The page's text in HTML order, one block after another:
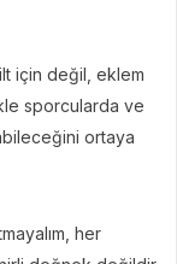
için değil, eklem
sporcularda ve
ortaya
her